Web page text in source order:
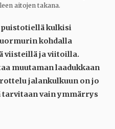
aitojen takana.
kulkisi
kohdalla
viisteillä ja viitoilla.
muutaman laadukkaan
jalankulkuun on jo
tarvitaan vain ymmärrys